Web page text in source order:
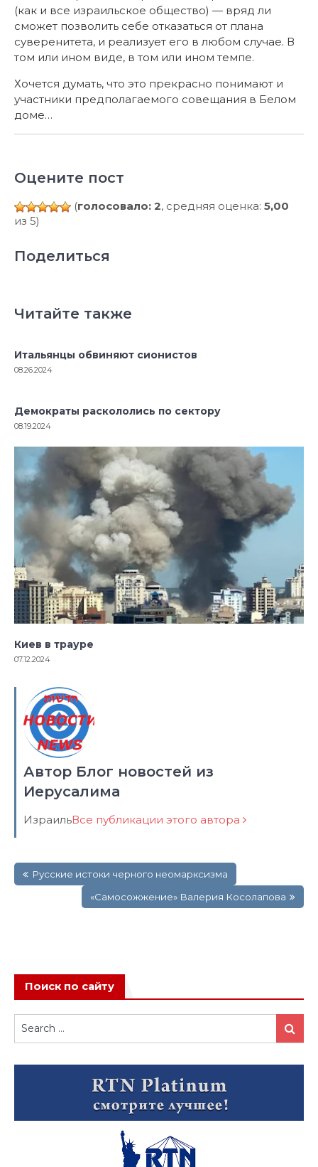
(как и все израильское общество) — вряд ли
сможет позволить себе отказаться от плана
суверенитета, и реализует его в любом случае. В
том или ином виде, в том или ином темпе.
Хочется думать, что это прекрасно понимают и
участники предполагаемого совещания в Белом
доме…
Оцените пост
(голосовало: 2, средняя оценка: 5,00
из 5)
Поделиться
Читайте также
Итальянцы обвиняют сионистов
08.26.2024
Демократы раскололись по сектору
08.19.2024
Киев в трауре
07.12.2024
Автор Блог новостей из
Иерусалима
ИзраильВсе публикации этого автора
по Русские истоки черного неомарксизма
«Самосожжение» Валерия Косолапова
Поиск по сайту
Search
for:
Search